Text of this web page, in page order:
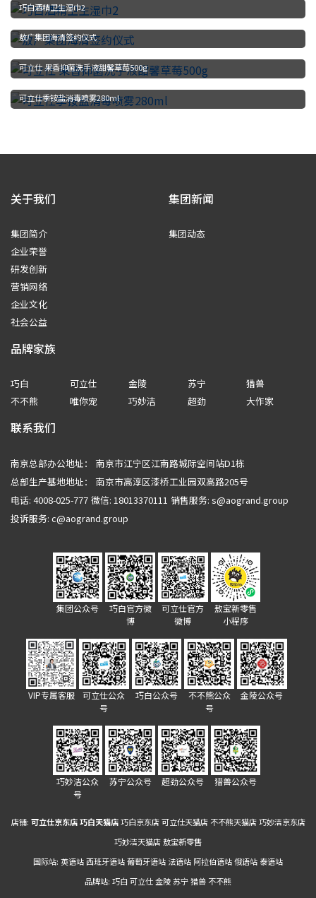
巧白酒精卫生湿巾2
敖广集团海清签约仪式
可立仕 果香抑菌洗手液甜馨草莓500g
可立仕季铵盐消毒喷雾280ml
关于我们
集团简介
企业荣誉
研发创新
营销网络
企业文化
社会公益
品牌家族
巧白 可立仕 金陵 苏宁
猎兽
不不熊
唯你宠 巧妙洁 超劲 大作家
集团新闻
集团动态
联系我们
南京总部办公地址：
南京市江宁区江南路城际空间站D1栋
总部生产基地地址：
南京市高淳区漆桥工业园双高路205号
电话: 4008-025-777 微信: 18013370111 销售服务: s@aogrand.group
投诉服务: c@aogrand.group
集团公众号
巧白官方微
博
可立仕官方
微博
敖宝新零售
小程序
VIP专属客服
可立仕公众
号
巧白公众号
不不熊公众
号
金陵公众号
巧妙洁公众
号
苏宁公众号 超劲公众号 猎兽公众号
店铺: 可立仕京东店 巧白天猫店 巧白京东店 可立仕天猫店 不不熊天猫店 巧妙洁京东店
巧妙洁天猫店敖宝新零售
国际站: 英语站西班牙语站葡萄牙语站 法语站 阿拉伯语站俄语站 泰语站
品牌站: 巧白 可立仕金陵苏宁猎兽 不不熊